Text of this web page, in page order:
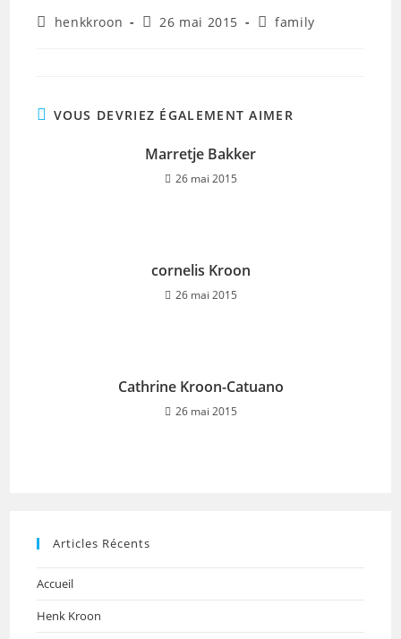
Auteur/autrice
henkkroon
Publication
26 mai 2015
Postfamily
VOUS DEVRIEZ ÉGALEMENT AIMER
Marretje Bakker
26 mai 2015
cornelis Kroon
26 mai 2015
Cathrine Kroon-Catuano
26 mai 2015
Articles Récents
Accueil
Henk Kroon